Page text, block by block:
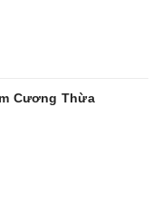
Cương Thừa